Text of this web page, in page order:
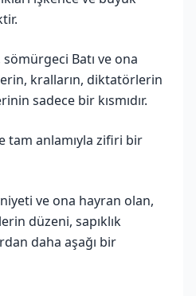
Batı ve ona
kralların, diktatörlerin
sadece bir kısmıdır.
tam anlamıyla zifiri bir
ve ona hayran olan,
düzeni, sapıklık
daha aşağı bir